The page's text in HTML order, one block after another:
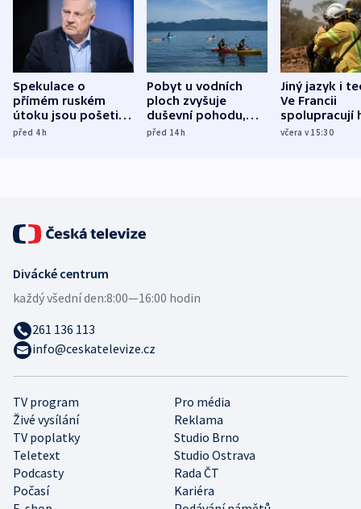
Spekulace o
přímém ruském
útoku jsou pošetilé,
míní estonský
před 4h
Pobyt u vodních
ploch zvyšuje
duševní pohodu,
ukázala
před 14h
Jiný jazyk i
Ve Francii
spolupracují
různých zemí
včera v 15:30
TV program
Pro média
Živé vysílání
Reklama
TV poplatky
Studio Brno
Teletext
Studio Ostrava
Podcasty
Rada ČT
Počasí
Kariéra
Divácké centrum
každý všední den:8:00—16:00 hodin
261 136 113
info@ceskatelevize.cz